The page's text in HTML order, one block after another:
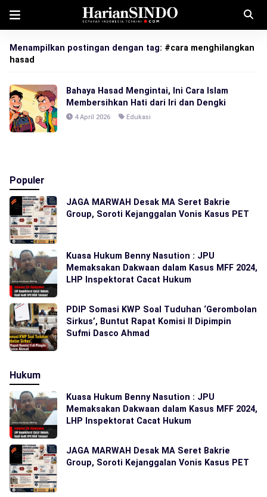
Menampilkan postingan dengan tag: #cara menghilangkan
hasad
Bahaya Hasad Mengintai, Ini Cara Islam
Membersihkan Hati dari Iri dan Dengki
4 April 2026 Edukasi
Populer
JAGA MARWAH Desak MA Seret Bakrie
Group, Soroti Kejanggalan Vonis Kasus PET
Kuasa Hukum Benny Nasution : JPU
Memaksakan Dakwaan dalam Kasus MFF 2024,
LHP Inspektorat Cacat Hukum
PDIP Somasi KWP Soal Tuduhan ‘Gerombolan
Sirkus’, Buntut Rapat Komisi II Dipimpin
Sufmi Dasco Ahmad
Hukum
Kuasa Hukum Benny Nasution : JPU
Memaksakan Dakwaan dalam Kasus MFF 2024,
LHP Inspektorat Cacat Hukum
JAGA MARWAH Desak MA Seret Bakrie
Group, Soroti Kejanggalan Vonis Kasus PET